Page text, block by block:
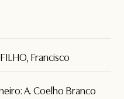
Francisco
A. Coelho Branco